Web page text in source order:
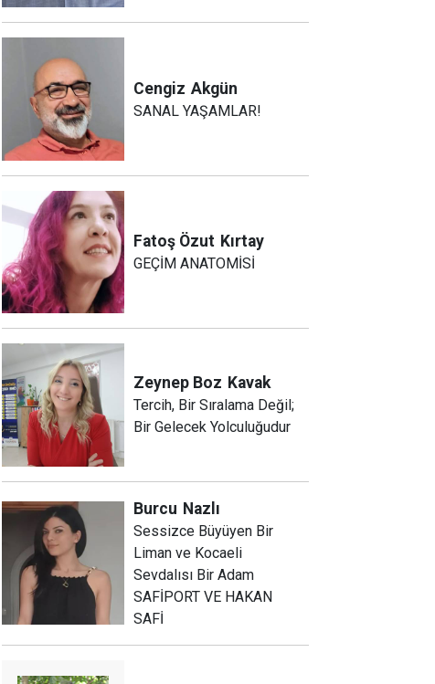
Cengiz Akgün
SANAL YAŞAMLAR!
Fatoş Özut Kırtay
GEÇİM ANATOMİSİ
Zeynep Boz Kavak
Tercih, Bir Sıralama Değil;
Bir Gelecek Yolculuğudur
Burcu Nazlı
Sessizce Büyüyen Bir
Liman ve Kocaeli
Sevdalısı Bir Adam
SAFİPORT VE HAKAN
SAFİ